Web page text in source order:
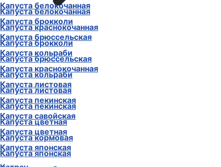
Капуста белокочанная
Капуста брокколи
Капуста брюссельская
Капуста кольраби
Капуста краснокочанная
Капуста листовая
Капуста пекинская
Капуста савойская
Капуста цветная
Капуста японская
Капуста белокочанная
Капуста краснокочанная
Капуста брокколи
Капуста брюссельская
Капуста кольраби
Капуста листовая
Капуста пекинская
Капуста цветная
Капуста кормовая
Капуста японская